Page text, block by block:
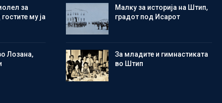
за
му ја
Лозана,
Малку за историја на Штип,
градот под Исарот
Зa младите и гимнастиката
во Штип